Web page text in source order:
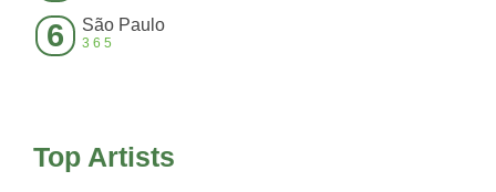
6 São Paulo
365
Top Artists